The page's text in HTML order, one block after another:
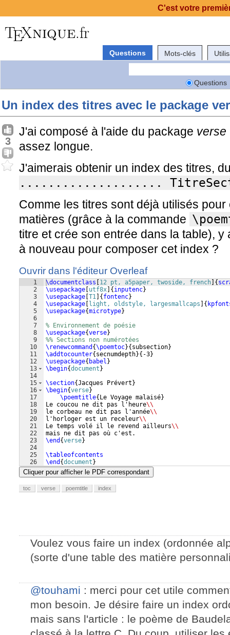
Questions Mots-clés
Questions
Un index des titres avec le package
3
J'ai composé à l'aide du package verse
assez longue.
J'aimerais obtenir un index des titres,
....................
Comme les titres sont déjà utilisés
matières (grâce à la commande
titre et crée son entrée dans la table),
à nouveau pour composer cet index ?
Ouvrir dans l'éditeur Overleaf
1
2
3
4
5
6
7
8
9
10
11
12
13
14
15
16
17
18
19
20
21
22
23
24
25
26
\documentclass 12 pt, a5paper, twoside, french {
\usepackage utf8x { inputenc}
\usepackage T1 { fontenc}
\usepackage
light, oldstyle, largesmallcaps {
\usepackage{microtype}
% Environnement de poésie
\usepackage{verse}
%% Sections non numérotées
\renewcommand {\poemtoc}{ subsection}
\addtocounter{ secnumdepth}{ -3}
\usepackage{ babel }
\begin{document }
\section{Jacques Prévert }
\begin{verse}
\poemtitle{ Le Voyage malaisé}
Le coucou ne dit pas l'heure\\
le corbeau ne dit pas l'année\\
l'horloger est un receleur\\
Le temps volé il le revend ailleurs\\
mais ne dit pas où c'est.
\end {verse}
\tableofcontents
\end {document }
Cliquer pour afficher le PDF correspondant
toc verse poemtitle index
Voulez vous faire un index (ordonnée
(sorte d'une table des matière
@touhami : merci pour cet utile
mon besoin. Je désire faire un index
mais sans l'article : le poème de
C'est votre